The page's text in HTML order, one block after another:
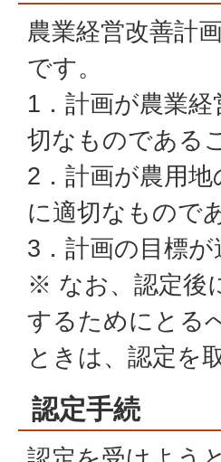
農業経営改善計
です。
1．計画が農業
切なものである
2．計画が農用
に適切なもので
3．計画の目標
※ なお、認定後
するためにとる
ときは、認定を
認定手続